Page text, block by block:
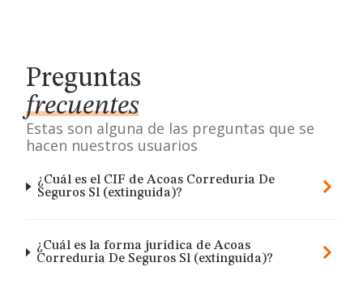
Preguntas
frecuentes
Estas son alguna de las preguntas que se
hacen nuestros usuarios
¿Cuál es el CIF de Acoas Correduria De
Seguros Sl (extinguida)?
¿Cuál es la forma jurídica de Acoas
Correduria De Seguros Sl (extinguida)?